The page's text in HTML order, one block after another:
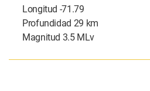
Longitud -71.79
Profundidad 29 km
Magnitud 3.5 MLv